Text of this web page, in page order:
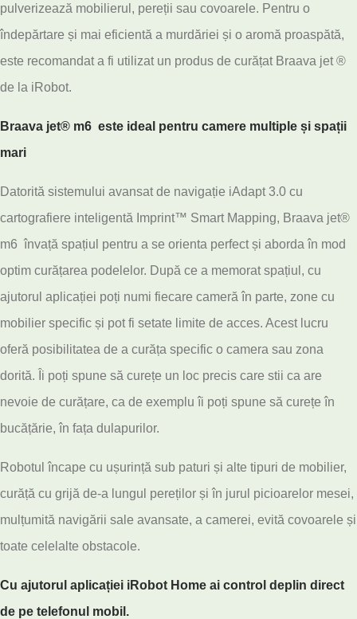
pulverizează mobilierul, pereții sau covoarele. Pentru o
îndepărtare și mai eficientă a murdăriei și o aromă proaspătă,
este recomandat a fi utilizat un produs de curățat Braava jet ®
de la iRobot.
Braava jet® m6 este ideal pentru camere multiple și spații
mari
Datorită sistemului avansat de navigație iAdapt 3.0 cu
cartografiere inteligentă Imprint™ Smart Mapping, Braava jet®
m6 învață spațiul pentru a se orienta perfect și aborda în mod
optim curățarea podelelor. După ce a memorat spațiul, cu
ajutorul aplicației poți numi fiecare cameră în parte, zone cu
mobilier specific și pot fi setate limite de acces. Acest lucru
oferă posibilitatea de a curăța specific o camera sau zona
dorită. Îi poți spune să curețe un loc precis care stii ca are
nevoie de curățare, ca de exemplu îi poți spune să curețe în
bucățărie, în fața dulapurilor.
Robotul încape cu ușurință sub paturi și alte tipuri de mobilier,
curăță cu grijă de-a lungul pereților și în jurul picioarelor mesei,
mulțumită navigării sale avansate, a camerei, evită covoarele și
toate celelalte obstacole.
Cu ajutorul aplicației iRobot Home ai control deplin direct
de pe telefonul mobil.